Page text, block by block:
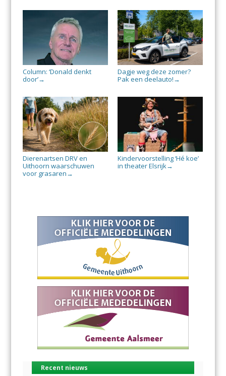
Column: ‘Donald denkt
door’→
Dagje weg deze zomer?
Pak een deelauto! →
Dierenartsen DRV en
Uithoorn waarschuwen
voor grasaren →
Kindervoorstelling ‘Hé koe’
in theater Elsrijk→
Recent nieuws